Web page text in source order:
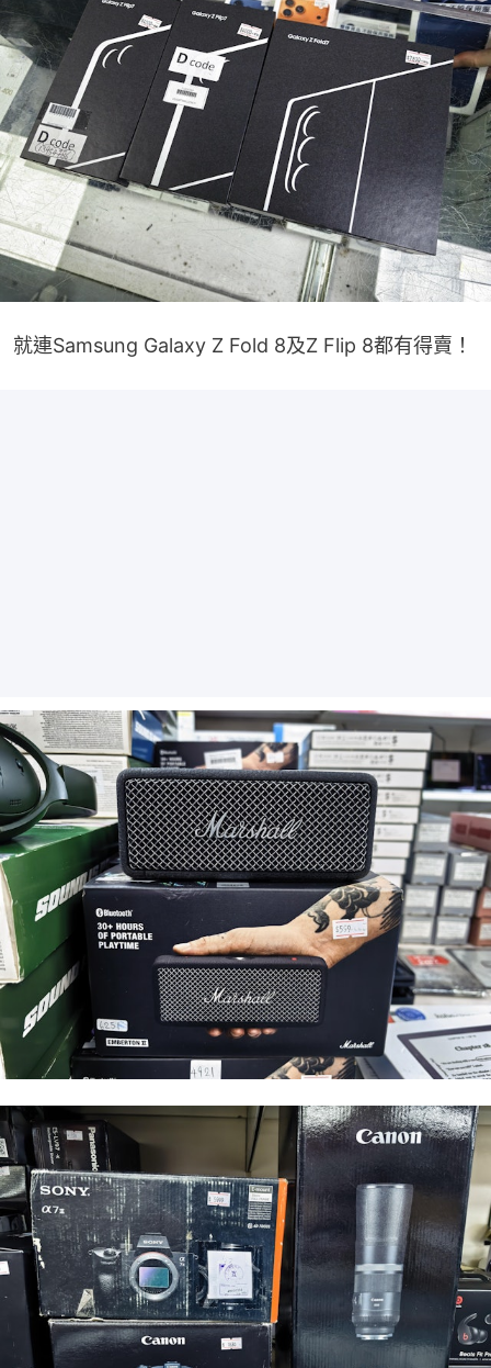
就連Samsung Galaxy Z Fold 8及Z Flip 8都有得賣！